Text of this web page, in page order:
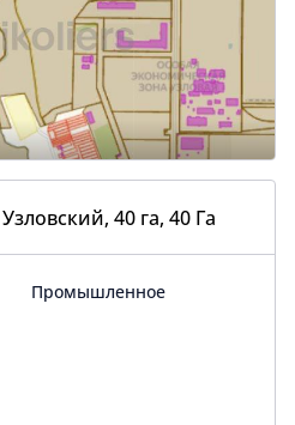
40 га, 40 Га
Промышленное